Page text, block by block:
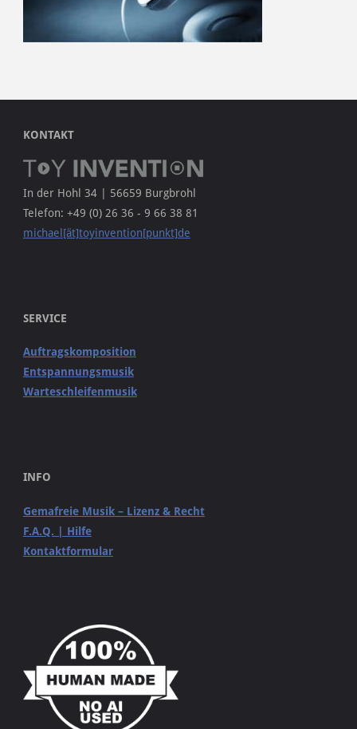
KONTAKT
In der Hohl 34 | 56659 Burgbrohl
Telefon: +49 (0) 26 36 - 9 66 38 81
michael[ät]toyinvention[punkt]de
SERVICE
Auftragskomposition
Entspannungsmusik
Warteschleifenmusik
INFO
Gemafreie Musik – Lizenz & Recht
F.A.Q. | Hilfe
Kontaktformular